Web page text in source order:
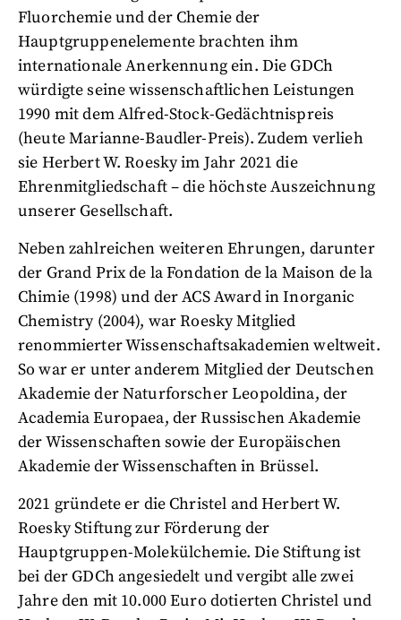
Fluorchemie und der Chemie der
Hauptgruppenelemente brachten ihm
internationale Anerkennung ein. Die GDCh
würdigte seine wissenschaftlichen Leistungen
1990 mit dem Alfred-Stock-Gedächtnispreis
(heute Marianne-Baudler-Preis). Zudem verlieh
sie Herbert W. Roesky im Jahr 2021 die
Ehrenmitgliedschaft – die höchste Auszeichnung
unserer Gesellschaft.
Neben zahlreichen weiteren Ehrungen, darunter
der Grand Prix de la Fondation de la Maison de la
Chimie (1998) und der ACS Award in Inorganic
Chemistry (2004), war Roesky Mitglied
renommierter Wissenschaftsakademien weltweit.
So war er unter anderem Mitglied der Deutschen
Akademie der Naturforscher Leopoldina, der
Academia Europaea, der Russischen Akademie
der Wissenschaften sowie der Europäischen
Akademie der Wissenschaften in Brüssel.
2021 gründete er die Christel and Herbert W.
Roesky Stiftung zur Förderung der
Hauptgruppen-Molekülchemie. Die Stiftung ist
bei der GDCh angesiedelt und vergibt alle zwei
Jahre den mit 10.000 Euro dotierten Christel und